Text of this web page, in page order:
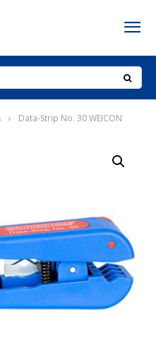
Data-Strip No. 30 WEICON